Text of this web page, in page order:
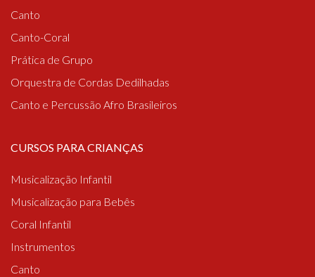
Canto
Canto-Coral
Prática de Grupo
Orquestra de Cordas Dedilhadas
Canto e Percussão Afro Brasileiros
CURSOS PARA CRIANÇAS
Musicalização Infantil
Musicalização para Bebês
Coral Infantil
Instrumentos
Canto